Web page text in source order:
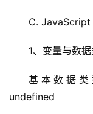
C. JavaScript
1、变量与数
基本数据类
undefined